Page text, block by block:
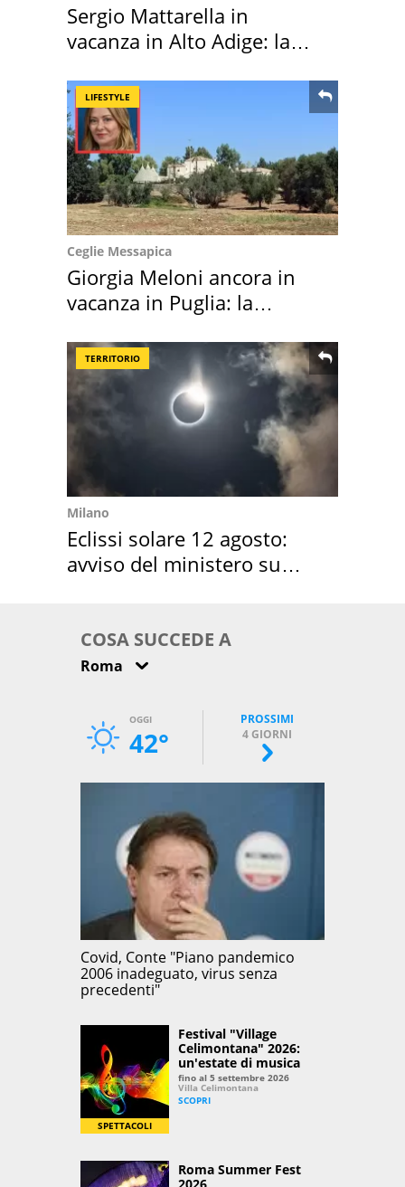
Sergio Mattarella in
vacanza in Alto Adige: la
LIFESTYLE
Ceglie Messapica
Giorgia Meloni ancora in
vacanza in Puglia: la
TERRITORIO
Milano
Eclissi solare 12 agosto:
avviso del ministero su